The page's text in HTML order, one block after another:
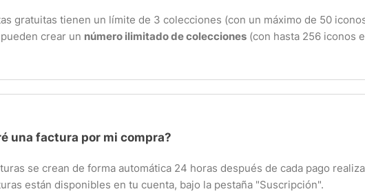
gratuitas tienen un límite de 3 colecciones (con un máximo de 50
crear un número ilimitado de colecciones (con hasta 256 iconos
una factura por mi compra?
se crean de forma automática 24 horas después de cada pago
están disponibles en tu cuenta, bajo la pestaña "Suscripción".